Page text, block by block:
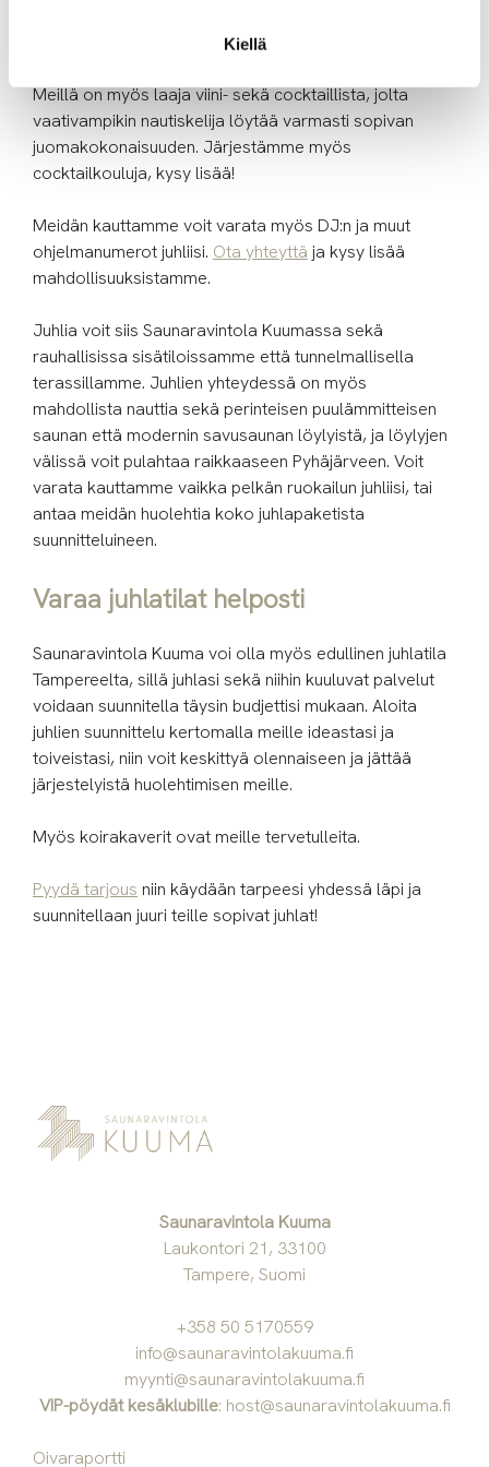
Kiellä
Meillä on myös laaja viini- sekä cocktaillista, jolta
vaativampikin nautiskelija löytää varmasti sopivan
juomakokonaisuuden. Järjestämme myös
cocktailkouluja, kysy lisää!
Meidän kauttamme voit varata myös DJ:n ja muut
ohjelmanumerot juhliisi. Ota yhteyttä ja kysy lisää
mahdollisuuksistamme.
Juhlia voit siis Saunaravintola Kuumassa sekä
rauhallisissa sisätiloissamme että tunnelmallisella
terassillamme. Juhlien yhteydessä on myös
mahdollista nauttia sekä perinteisen puulämmitteisen
saunan että modernin savusaunan löylyistä, ja löylyjen
välissä voit pulahtaa raikkaaseen Pyhäjärveen. Voit
varata kauttamme vaikka pelkän ruokailun juhliisi, tai
antaa meidän huolehtia koko juhlapaketista
suunnitteluineen.
Varaa juhlatilat helposti
Saunaravintola Kuuma voi olla myös edullinen juhlatila
Tampereelta, sillä juhlasi sekä niihin kuuluvat palvelut
voidaan suunnitella täysin budjettisi mukaan. Aloita
juhlien suunnittelu kertomalla meille ideastasi ja
toiveistasi, niin voit keskittyä olennaiseen ja jättää
järjestelyistä huolehtimisen meille.
Myös koirakaverit ovat meille tervetulleita.
Pyydä tarjous niin käydään tarpeesi yhdessä läpi ja
suunnitellaan juuri teille sopivat juhlat!
Saunaravintola Kuuma
Laukontori 21, 33100
Tampere, Suomi
+358 50 5170559
info@saunaravintolakuuma.fi
myynti@saunaravintolakuuma.fi
VIP-pöydät kesäklubille: host@saunaravintolakuuma.fi
Oivaraportti